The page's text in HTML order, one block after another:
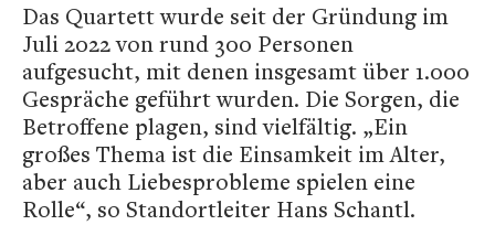
Das Quartett wurde seit der Gründung im
Juli 2022 von rund 300 Personen
aufgesucht, mit denen insgesamt über 1.000
Gespräche geführt wurden. Die Sorgen, die
Betroffene plagen, sind vielfältig. „Ein
großes Thema ist die Einsamkeit im Alter,
aber auch Liebesprobleme spielen eine
Rolle“, so Standortleiter Hans Schantl.